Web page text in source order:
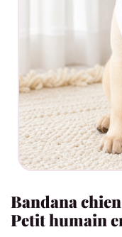
Bandana
Petit humain